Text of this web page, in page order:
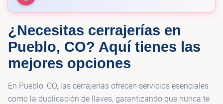
🔑 KeyMe Locksmiths
🔑 SkyHi Locksmith
🔑 Minute Key
¿Necesitas cerrajerías en
Pueblo, CO? Aquí tienes las
mejores opciones
En Pueblo, CO, las cerrajerías ofrecen servicios esenciales
como la duplicación de llaves, garantizando que nunca te